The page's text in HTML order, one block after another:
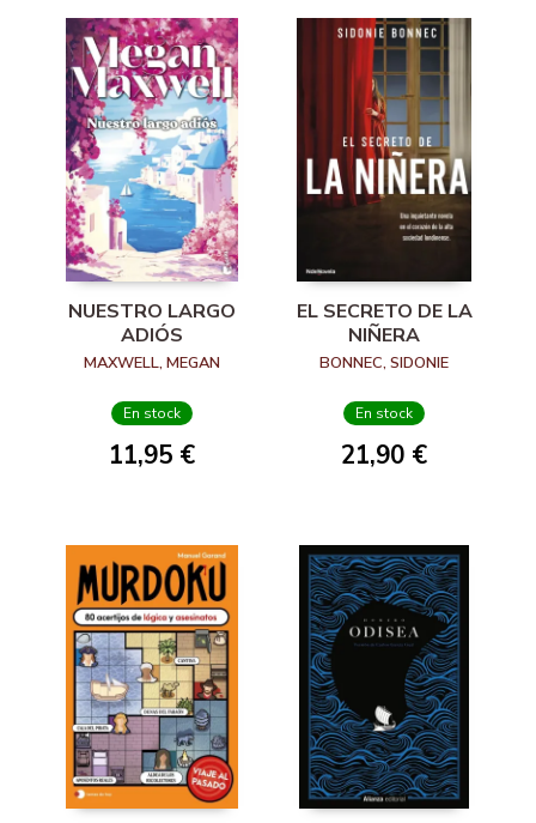
NUESTRO LARGO
ADIÓS
MAXWELL, MEGAN
En stock
11,95 €
EL SECRETO DE LA
NIÑERA
BONNEC, SIDONIE
En stock
21,90 €